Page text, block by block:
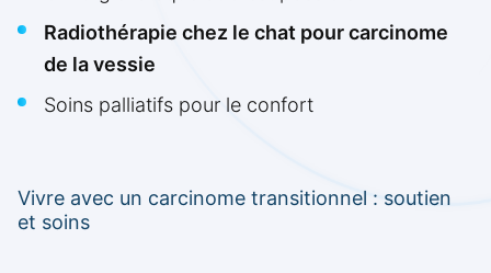
Radiothérapie chez le chat pour carcinome
de la vessie
Soins palliatifs pour le confort
Vivre avec un carcinome transitionnel : soutien
et soins